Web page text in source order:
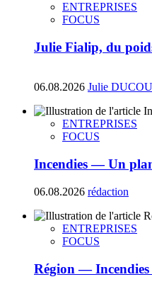
ENTREPRISES
FOCUS
Julie Fialip, du
06.08.2026 Julie
ENTREPRISES
FOCUS
Incendies — Un
06.08.2026 rédaction
ENTREPRISES
FOCUS
Région — Incendies